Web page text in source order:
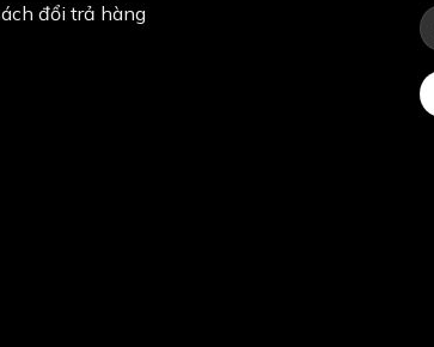
đổi trả hàng